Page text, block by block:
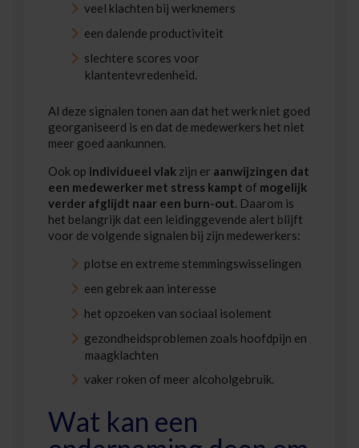
veel klachten bij werknemers
een dalende productiviteit
slechtere scores voor
klantentevredenheid.
Al deze signalen tonen aan dat het werk niet goed
georganiseerd is en dat de medewerkers het niet
meer goed aankunnen.
Ook op individueel vlak zijn er aanwijzingen dat
een medewerker met stress kampt of mogelijk
verder afglijdt naar een burn-out. Daarom is
het belangrijk dat een leidinggevende alert blijft
voor de volgende signalen bij zijn medewerkers:
plotse en extreme stemmingswisselingen
een gebrek aan interesse
het opzoeken van sociaal isolement
gezondheidsproblemen zoals hoofdpijn en
maagklachten
vaker roken of meer alcoholgebruik.
Wat kan een